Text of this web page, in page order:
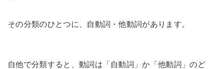
その分類のひとつに、自動詞・他動詞があります。
自他で分類すると、動詞は「自動詞」か「他動詞」のど